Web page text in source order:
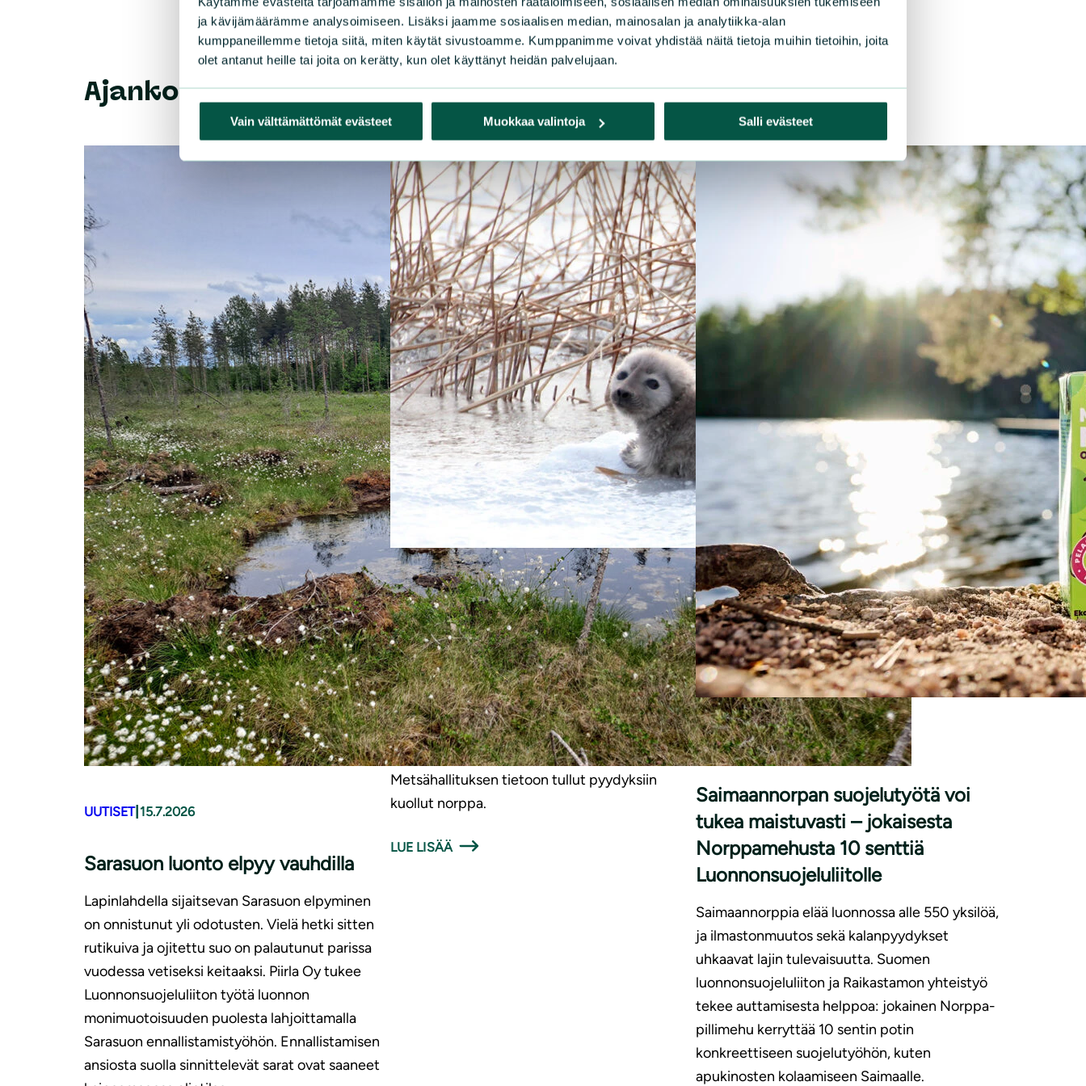
ja kävijämäärämme analysoimiseen. Lisäksi jaamme sosiaalisen median, mainosalan ja analytiikka-alan
kumppaneillemme tietoja siitä, miten käytät sivustoamme. Kumppanimme voivat yhdistää näitä tietoja muihin tietoihin, joita
olet antanut heille tai joita on kerätty, kun olet käyttänyt heidän palvelujaan.
Vain välttämättömät evästeet Muokkaa valintoja Salli evästeet
Ajankohtaista
UUTISET| 15.7.2026
Sarasuon luonto elpyy vauhdilla
Lapinlahdella sijaitsevan Sarasuon elpyminen
on onnistunut yli odotusten. Vielä hetki sitten
rutikuiva ja ojitettu suo on palautunut parissa
vuodessa vetiseksi keitaaksi. Piirla Oy tukee
Luonnonsuojeluliiton työtä luonnon
monimuotoisuuden puolesta lahjoittamalla
Sarasuon ennallistamistyöhön. Ennallistamisen
ansiosta suolla sinnittelevät sarat ovat saaneet
UUTISET|13.7.2026
Saimaannorpan kuutti hukkui
laittomaan katiskaan
Suru-uutinen Saimaalta. Saimaannorpan kuutti
löydettiin lauantaina kuolleena löysänieluisesta
katiskasta. Kuutti on jo yhdeksäs tänä vuonna
Metsähallituksen tietoon tullut pyydyksiin
kuollut norppa.
LUE LISÄÄ
UUTISET|2.7.2026
Saimaannorpan suojelutyötä voi
tukea maistuvasti – jokaisesta
Norppamehusta 10 senttiä
Luonnonsuojeluliitolle
Saimaannorppia elää luonnossa alle 550 yksilöä,
ja ilmastonmuutos sekä kalanpyydykset
uhkaavat lajin tulevaisuutta. Suomen
luonnonsuojeluliiton ja Raikastamon yhteistyö
tekee auttamisesta helppoa: jokainen Norppa-
pillimehu kerryttää 10 sentin potin
konkreettiseen suojelutyöhön, kuten
apukinosten kolaamiseen Saimaalle.